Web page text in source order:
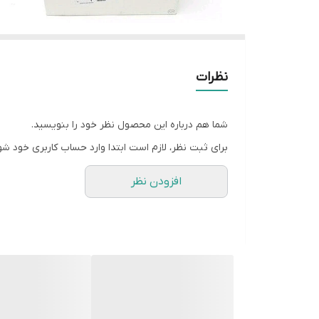
نظرات
شما هم درباره این محصول نظر خود را بنویسید.
برای ثبت نظر، لازم است ابتدا وارد حساب کاربری خود
افزودن نظر